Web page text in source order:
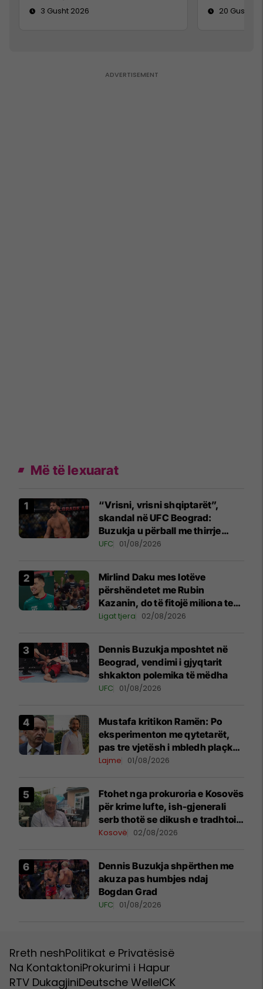
3 Gusht 2026
20 Gusht
Më të lexuarat
“Vrisni, vrisni shqiptarët”,
skandal në UFC Beograd:
Buzukja u përball me thirrje
anti-shqiptare nga tribunat
UFC 01/08/2026
Mirlind Daku mes lotëve
përshëndetet me Rubin
Kazanin, do të fitojë miliona te
Spartak Moska
Ligat tjera 02/08/2026
Dennis Buzukja mposhtet në
Beograd, vendimi i gjyqtarit
shkakton polemika të mëdha
UFC 01/08/2026
Mustafa kritikon Ramën: Po
eksperimenton me qytetarët,
pas tre vjetësh i mbledh plaçkat
për Londër
Lajme 01/08/2026
Ftohet nga prokuroria e Kosovës
për krime lufte, ish-gjenerali
serb thotë se dikush e tradhtoi
në Beograd
Kosovë 02/08/2026
Dennis Buzukja shpërthen me
akuza pas humbjes ndaj
Bogdan Grad
UFC 01/08/2026
Rreth neshPolitikat e Privatësisë
Na KontaktoniProkurimi i Hapur
RTV DukagjiniDeutsche WelleICK